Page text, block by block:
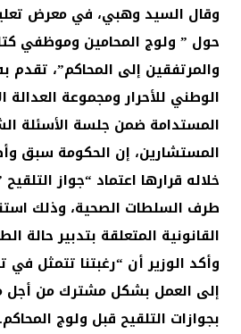
وقال السيد وهبي، في معرض
حول ” ولوج المحامين وموظفي
والمرتفقين إلى المحاكم”، تقدم
الوطني للأحرار ومجموعة العدالة
المستدامة ضمن جلسة الأسئلة
المستشارين، إن الحكومة سبق
خلاله قرارها اعتماد “جواز
طرف السلطات الصحية، وذلك
القانونية المتعلقة بتدبير حالة
وأكد الوزير أن “رغبتنا تتمثل في
إلى العمل بشكل مشترك من أجل
بجوازات التلقيح قبل ولوج المحاكم.